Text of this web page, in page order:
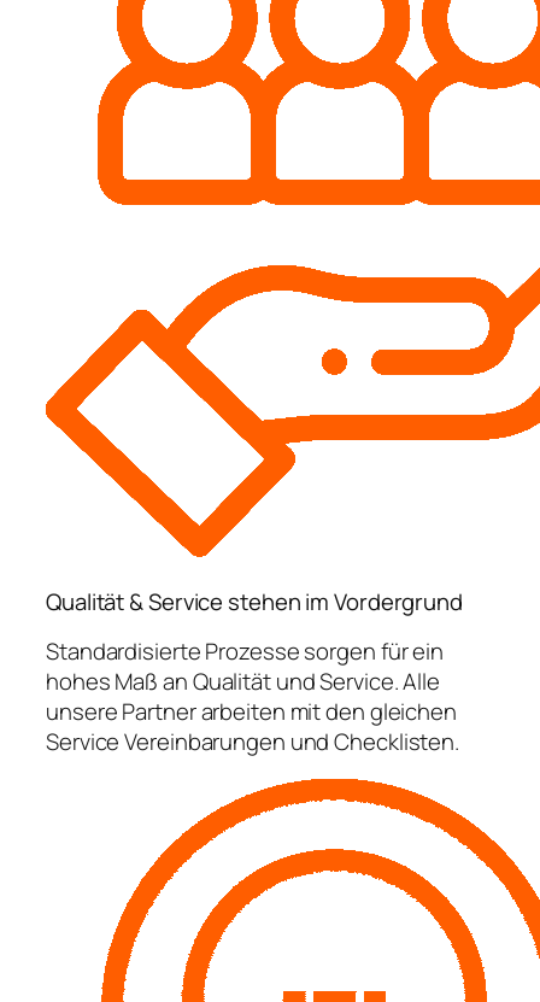
Qualität & Service stehen im Vordergrund
Standardisierte Prozesse sorgen für ein
hohes Maß an Qualität und Service. Alle
unsere Partner arbeiten mit den gleichen
Service Vereinbarungen und Checklisten.